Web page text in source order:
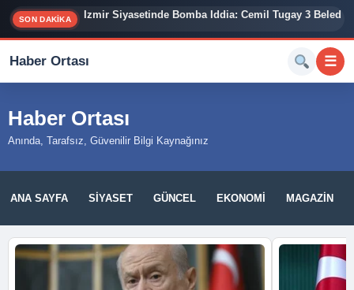
SON DAKİKA İzmir Siyasetinde Bomba İddia: Cemil Tugay 3
Haber Ortası ☰
Haber Ortası
Anında, Tarafsız, Güvenilir Bilgi Kaynağınız
ANA SAYFA SIYASET GÜNCEL EKONOMI MAGAZIN